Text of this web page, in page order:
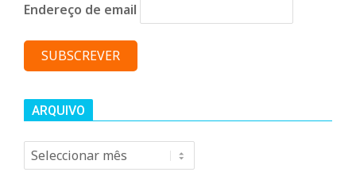
Endereço de email
ARQUIVO
Arquivo